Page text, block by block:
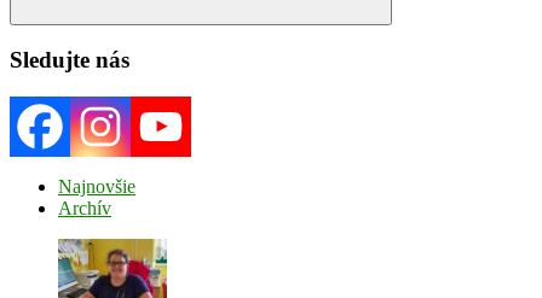
Search
Sledujte nás
Najnovšie
Archív